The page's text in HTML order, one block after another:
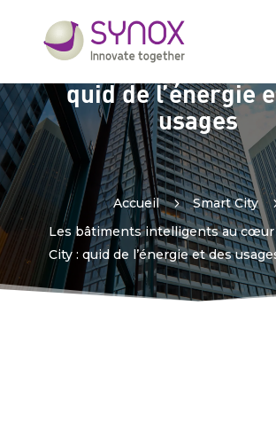
Les bâtiments
au cœur de la Smart
quid de l’énergie
usages
Accueil 5 Smart City
Les bâtiments intelligents au cœur
City : quid de l’énergie et des